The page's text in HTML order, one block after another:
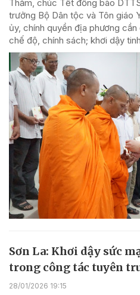
Thăm, chúc Tết đồng bào
trưởng Bộ Dân tộc và Tôn giáo
ủy, chính quyền địa phương
chế độ, chính sách; khơi dậy
Sơn La: Khơi dậy sức
trong công tác tuyên
28/01/2026 19:15